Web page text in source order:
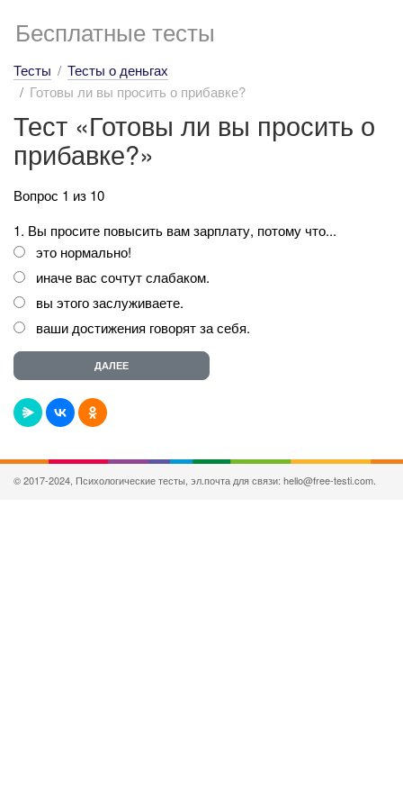
Бесплатные тесты
Тесты
Тесты о деньгах
Готовы ли вы просить о прибавке?
Тест «Готовы ли вы просить о
прибавке?»
Вопрос 1 из 10
1. Вы просите повысить вам зарплату, потому что...
это нормально!
иначе вас сочтут слабаком.
вы этого заслуживаете.
ваши достижения говорят за себя.
© 2017-2024, Психологические тесты, эл.почта для связи: hello@free-testi.com.